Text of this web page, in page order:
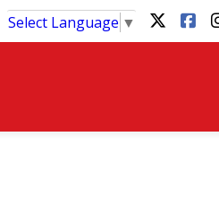
Select Language ▼